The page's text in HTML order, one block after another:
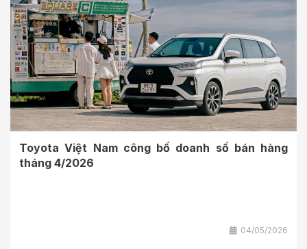
Toyota Việt Nam công bố doanh số bán hàng
tháng 4/2026
04/05/2026